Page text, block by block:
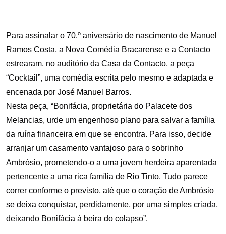
Para assinalar o 70.º aniversário de nascimento de Manuel
Ramos Costa, a Nova Comédia Bracarense e a Contacto
estrearam, no auditório da Casa da Contacto, a peça
“Cocktail”, uma comédia escrita pelo mesmo e adaptada e
encenada por José Manuel Barros.
Nesta peça, “Bonifácia, proprietária do Palacete dos
Melancias, urde um engenhoso plano para salvar a família
da ruína financeira em que se encontra. Para isso, decide
arranjar um casamento vantajoso para o sobrinho
Ambrósio, prometendo-o a uma jovem herdeira aparentada
pertencente a uma rica família de Rio Tinto. Tudo parece
correr conforme o previsto, até que o coração de Ambrósio
se deixa conquistar, perdidamente, por uma simples criada,
deixando Bonifácia à beira do colapso”.